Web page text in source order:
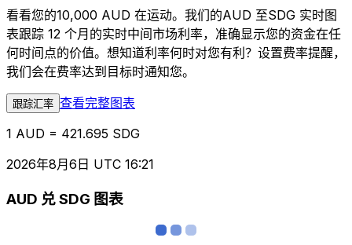
看看您的10,000 AUD 在运动。我们的AUD 至SDG 实时图
表跟踪 12 个月的实时中间市场利率，准确显示您的资金在任
何时间点的价值。想知道利率何时对您有利？设置费率提醒，
我们会在费率达到目标时通知您。
跟踪汇率 查看完整图表
1 AUD = 421.695 SDG
2026年8月6日 UTC 16:21
AUD 兑 SDG 图表